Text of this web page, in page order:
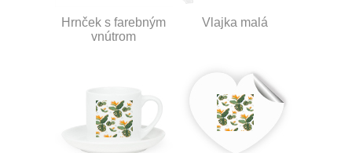
Hrnček s farebným
vnútrom
Vlajka malá